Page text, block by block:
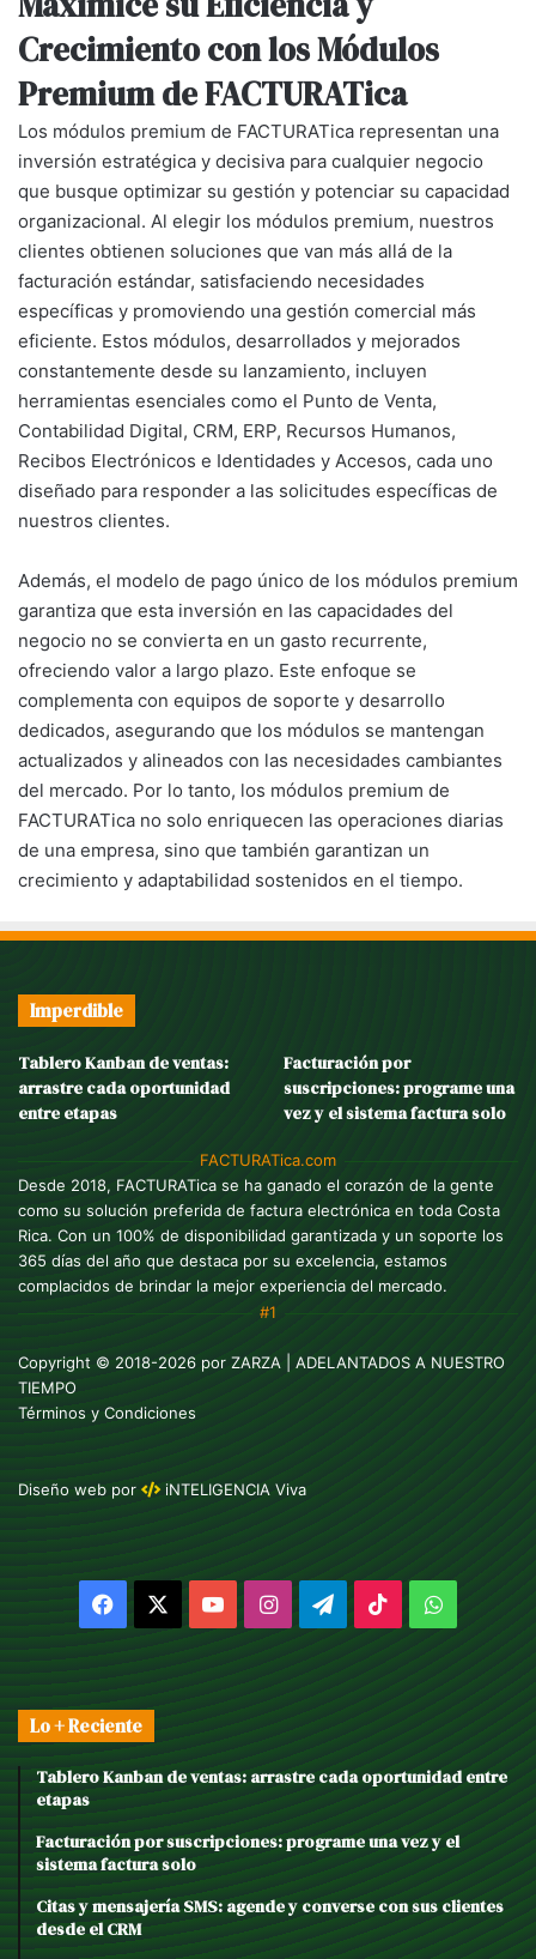
Crecimiento con los Módulos
Premium de FACTURATica
Los módulos premium de FACTURATica representan una
inversión estratégica y decisiva para cualquier negocio
que busque optimizar su gestión y potenciar su capacidad
organizacional. Al elegir los módulos premium, nuestros
clientes obtienen soluciones que van más allá de la
facturación estándar, satisfaciendo necesidades
específicas y promoviendo una gestión comercial más
eficiente​​. Estos módulos, desarrollados y mejorados
constantemente desde su lanzamiento, incluyen
herramientas esenciales como el Punto de Venta,
Contabilidad Digital, CRM, ERP, Recursos Humanos,
Recibos Electrónicos e Identidades y Accesos, cada uno
diseñado para responder a las solicitudes específicas de
nuestros clientes​​​​​​​​​​.
Además, el modelo de pago único de los módulos premium
garantiza que esta inversión en las capacidades del
negocio no se convierta en un gasto recurrente,
ofreciendo valor a largo plazo​​. Este enfoque se
complementa con equipos de soporte y desarrollo
dedicados, asegurando que los módulos se mantengan
actualizados y alineados con las necesidades cambiantes
del mercado​​. Por lo tanto, los módulos premium de
FACTURATica no solo enriquecen las operaciones diarias
de una empresa, sino que también garantizan un
crecimiento y adaptabilidad sostenidos en el tiempo.
Imperdible
Tablero Kanban de ventas:
arrastre cada oportunidad
entre etapas
Facturación por
suscripciones: programe una
vez y el sistema factura solo
FACTURATica.com
Desde 2018, FACTURATica se ha ganado el corazón de la gente
como su solución preferida de factura electrónica en toda Costa
Rica. Con un 100% de disponibilidad garantizada y un soporte los
365 días del año que destaca por su excelencia, estamos
complacidos de brindar la mejor experiencia del mercado.
#1
Copyright © 2018-2026 por ZARZA | ADELANTADOS A NUESTRO
TIEMPO
Términos y Condiciones
Diseño web por iNTELIGENCIA Viva
Facebook YouTubeInstagramTelegram
TikTok
Lo + Reciente
Tablero Kanban de ventas: arrastre cada oportunidad entre
etapas
Facturación por suscripciones: programe una vez y el
sistema factura solo
Citas y mensajería SMS: agende y converse con sus clientes
desde el CRM